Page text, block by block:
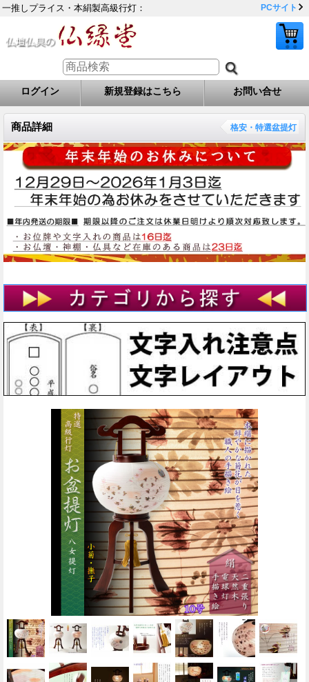
一推しプライス・本絹製高級行灯： PCサイト
ログイン 新規登録はこちら お問い合せ
商品詳細 格安・特選盆提灯